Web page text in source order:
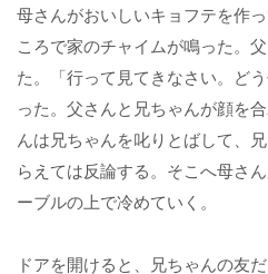
母さんがおいしいキョフテを作
ころで家のチャイムが鳴った。
た。「行って見てきなさい。ど
った。父さんと兄ちゃんが顔を
んは兄ちゃんを叱りとばして、
らえては反論する。そこへ母さ
ーブルの上で冷めていく。
ドアを開けると、兄ちゃんの友